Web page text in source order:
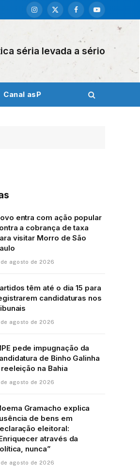
Instagram
X
FacebookYouTube
séria levada a sério
Canal asP
entra com ação popular
a cobrança de taxa
visitar Morro de São
agosto de 2026
têm até o dia 15 para
candidaturas nos
agosto de 2026
pede impugnação da
de Binho Galinha
reeleição na Bahia
agosto de 2026
Gramacho explica
de bens em
eleitoral:
através da
nunca”
agosto de 2026